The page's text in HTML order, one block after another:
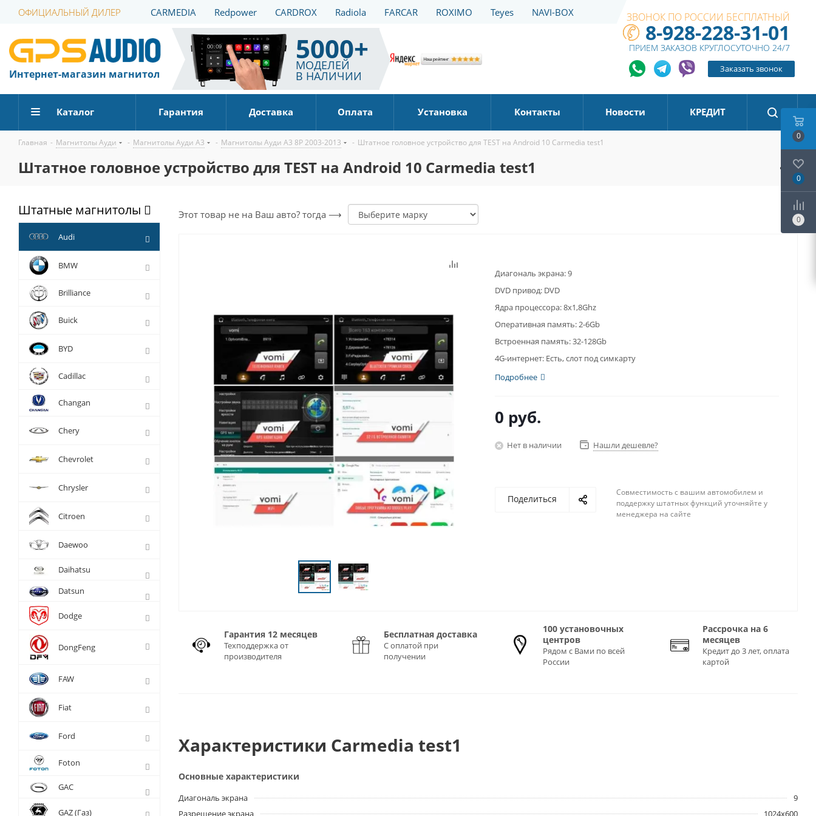
ОФИЦИАЛЬНЫЙ ДИЛЕР CARMEDIA Redpower CARDROX Radiola FARCAR ROXIMO Teyes NAVI-BOX
Интернет-магазин магнитол
5000+
МОДЕЛЕЙ
В НАЛИЧИИ
ЗВОНОК ПО РОССИИ БЕСПЛАТНЫЙ
8-928-228-31-01
ПРИЕМ ЗАКАЗОВ КРУГЛОСУТОЧНО 24/7
Заказать звонок
Каталог Гарантия Доставка Оплата Установка Контакты Новости КРЕДИТ
Главная - Магнитолы Ауди - Магнитолы Ауди А3 - Магнитолы Ауди А3 8Р 2003-2013 - Штатное головное устройство для TEST на Android 10 Carmedia test1
Штатное головное устройство для TEST на Android 10 Carmedia test1
Этот товар не на Ваш авто? тогда ⟶
Диагональ экрана:9
DVD привод: DVD
Ядра процессора:8x1,8Ghz
Оперативная память:2-6Gb
Встроенная память:32-128Gb
4G-интернет: Есть, слот под симкарту
Подробнее
0 руб.
Нет в наличии Нашли дешевле?
Поделиться
Совместимость с вашим автомобилем и
поддержку штатных функций уточняйте у
менеджера на сайте
Гарантия 12 месяцев
Техподдержка от
производителя
Бесплатная доставка
С оплатой при
получении
100 установочных
центров
Рядом с Вами по всей
России
Рассрочка на 6
месяцев
Кредит до 3 лет, оплата
картой
Характеристики Carmedia test1
Основные характеристики
Диагональ экрана
9
Разрешение экрана
1024x600
Штатные магнитолы
Audi
BMW
Brilliance
Buick
BYD
Cadillac
Changan
Chery
Chevrolet
Chrysler
Citroen
Daewoo
Daihatsu
Datsun
Dodge
DongFeng
FAW
Fiat
Ford
Foton
GAC
GAZ (Газ)
0
0
0